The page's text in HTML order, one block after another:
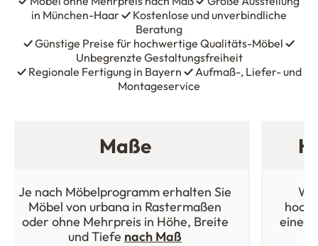
in München-Haar✓ Kostenlose und unverbindliche
Beratung
✓Günstige Preise für hochwertige Qualitäts-Möbel ✓
Unbegrenzte Gestaltungsfreiheit
✓Regionale Fertigung in Bayern ✓Aufmaß-, Liefer- und
Montageservice
Maße
Je nach Möbelprogramm erhalten Sie
Möbel von urbana in Rastermaßen
oder ohne Mehrpreis in Höhe, Breite
und Tiefe nach Maß
einer